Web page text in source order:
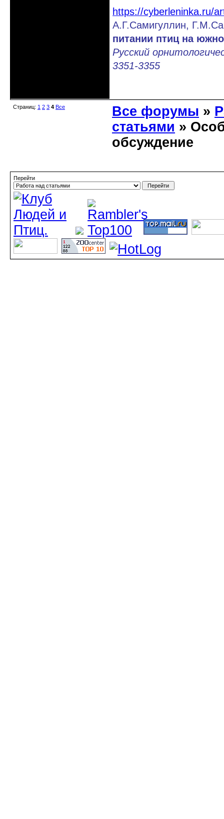
https://cyberleninka.ru/
А.Г.Самигуллин,
питании птиц на
Русский
3351-3355
Страниц: 1 2 3 4 Все Все форумы »
статьями »
обсуждение
Перейти